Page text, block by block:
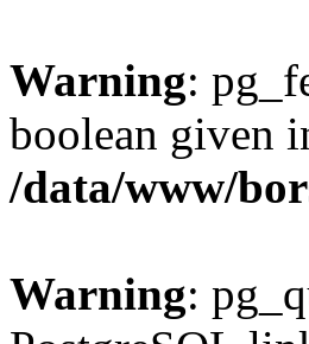
Warning:
boolean given
/data/www/
Warning: